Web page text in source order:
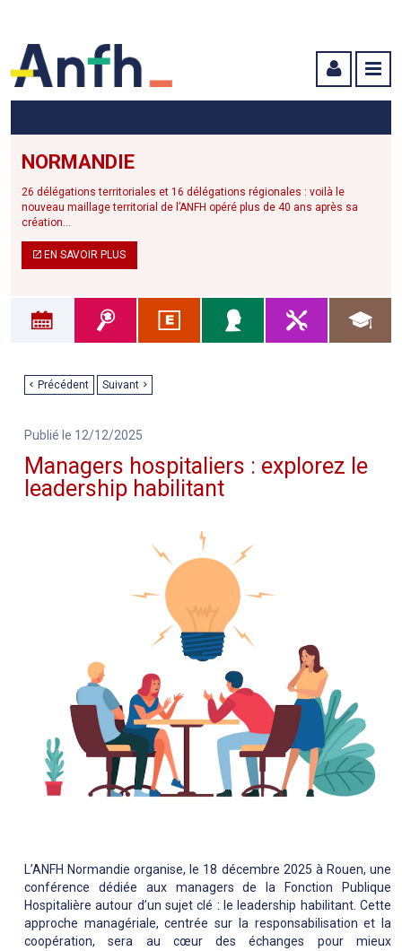
NORMANDIE
26 délégations territoriales et 16 délégations régionales : voilà le
nouveau maillage territorial de l’ANFH opéré plus de 40 ans après sa
création...
EN SAVOIR PLUS
Précédent Suivant
Publié le 12/12/2025
Managers hospitaliers : explorez le
leadership habilitant
L’ANFH Normandie organise, le 18 décembre 2025 à Rouen, une
conférence dédiée aux managers de la Fonction Publique
Hospitalière autour d’un sujet clé : le leadership habilitant. Cette
approche managériale, centrée sur la responsabilisation et la
coopération, sera au cœur des échanges pour mieux